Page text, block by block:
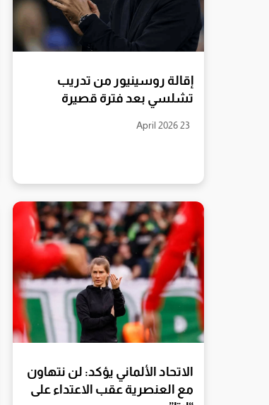
إقالة روسينيور من تدريب
تشلسي بعد فترة قصيرة
23 April 2026
الاتحاد الألماني يؤكد: لن نتهاون
مع العنصرية عقب الاعتداء على